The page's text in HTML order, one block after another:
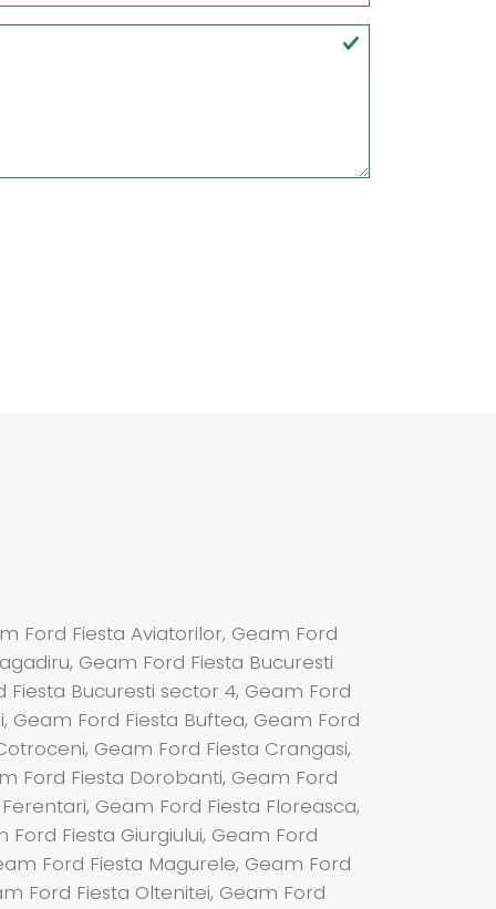
Ford Fiesta Aviatorilor, Geam Ford
Geam Ford Fiesta Bucuresti
Bucuresti sector 4, Geam Ford
Geam Ford Fiesta Buftea, Geam Ford
Geam Ford Fiesta Crangasi,
Ford Fiesta Dorobanti, Geam Ford
Geam Ford Fiesta Floreasca,
Fiesta Giurgiului, Geam Ford
Ford Fiesta Magurele, Geam Ford
Ford Fiesta Oltenitei, Geam Ford